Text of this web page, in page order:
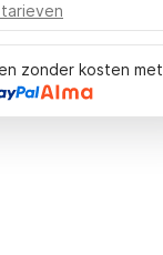
zonder kosten met